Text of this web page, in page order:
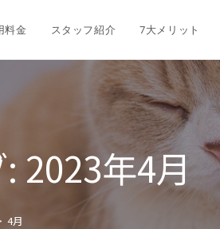
料金 スタッフ紹介 7大メリット
2023年4月
4月